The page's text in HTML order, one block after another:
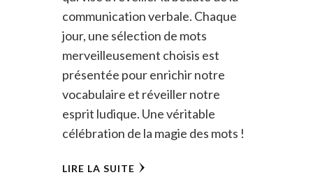
communication verbale. Chaque
jour, une sélection de mots
merveilleusement choisis est
présentée pour enrichir notre
vocabulaire et réveiller notre
esprit ludique. Une véritable
célébration de la magie des mots !
LIRE LA SUITE